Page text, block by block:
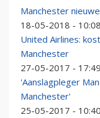
Manchester
18-05-2018 - 10:08
United Airlines:
Manchester
27-05-2017 - 17:49
'Aanslagpleger
Manchester'
25-05-2017 - 10:40